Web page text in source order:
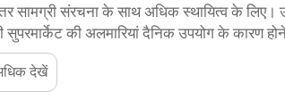
सामग्री संरचना के साथ अधिक स्थायित्व के लिए।
सुपरमार्केट की अलमारियां दैनिक उपयोग के कारण
इस सामग्री के साथ वापस आते रहते हैं।
देखें